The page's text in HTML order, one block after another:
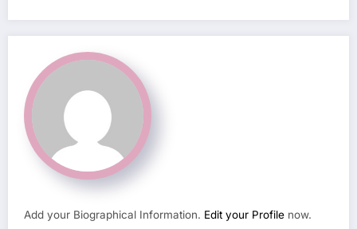
Add your Biographical Information. Edit your Profile now.